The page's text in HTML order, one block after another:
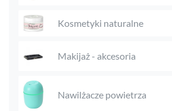
Kosmetyki naturalne
Makijaż - akcesoria
Nawilżacze powietrza